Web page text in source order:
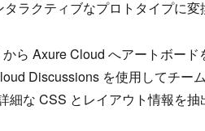
ラクティブなプロトタイプに変
ら Axure Cloud へアートボー
Discussions を使用してチー
細な CSS とレイアウト情報を抽